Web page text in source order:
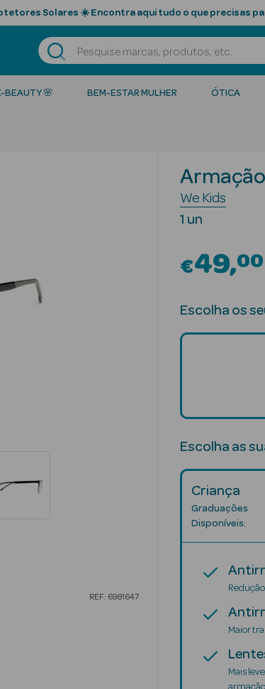
Solares ☀️ Encontra aqui tudo o que precisas
BEAUTY 🌸 BEM-ESTAR MULHER ÓTICA
REF: 6981647
We Kids
1 un
€49 00
Escolha os
Escolha as
Criança
Graduações
Disponíveis:
Maior
Mais
armação